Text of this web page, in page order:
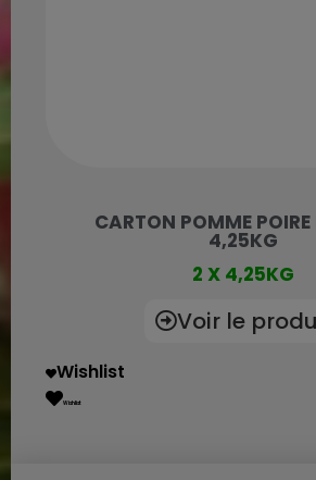
CARTON POMME POIRE
4,25KG
2 X 4,25KG
Voir le
Wishlist
Wishlist